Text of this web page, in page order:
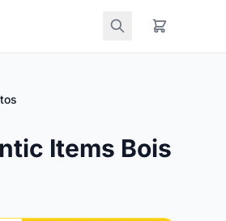
Items Bois